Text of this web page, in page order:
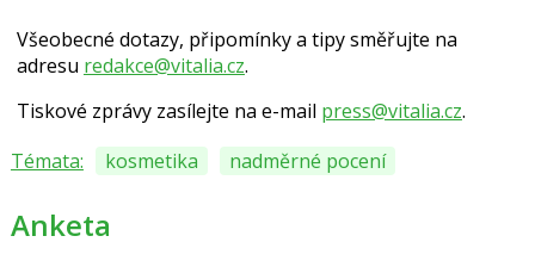
Všeobecné dotazy, připomínky a tipy směřujte na
adresu redakce@vitalia.cz.
Tiskové zprávy zasílejte na e-mail press@vitalia.cz.
Témata:
kosmetika nadměrné pocení
Anketa